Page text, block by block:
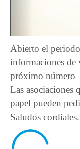
Abierto el
informaciones de
próximo número
Las asociaciones
papel pueden
Saludos cordiales.